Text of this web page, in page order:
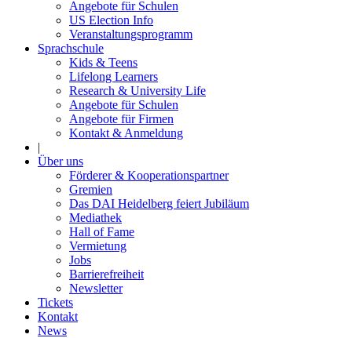
Angebote für Schulen
US Election Info
Veranstaltungsprogramm
Sprachschule
Kids & Teens
Lifelong Learners
Research & University Life
Angebote für Schulen
Angebote für Firmen
Kontakt & Anmeldung
|
Über uns
Förderer & Kooperationspartner
Gremien
Das DAI Heidelberg feiert Jubiläum
Mediathek
Hall of Fame
Vermietung
Jobs
Barrierefreiheit
Newsletter
Tickets
Kontakt
News